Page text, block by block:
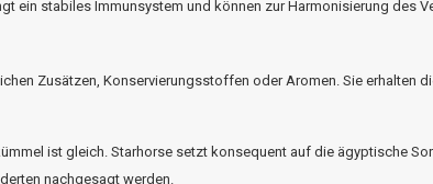
ein stabiles Immunsystem und können zur Harmonisierung des
Zusätzen, Konservierungsstoffen oder Aromen. Sie erhalten
ist gleich. Starhorse setzt konsequent auf die ägyptische
nachgesagt werden.